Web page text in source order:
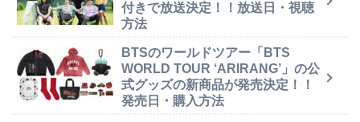
付きで放送決定！！放送日・視聴
方法
BTSのワールドツアー「BTS
WORLD TOUR ‘ARIRANG’」の公
式グッズの新商品が発売決定！！
発売日・購入方法